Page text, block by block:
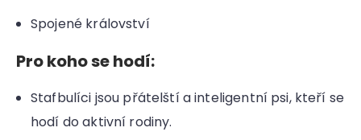
Spojené království
Pro koho se hodí:
Stafbulíci jsou přátelští a inteligentní psi, kteří se
hodí do aktivní rodiny.